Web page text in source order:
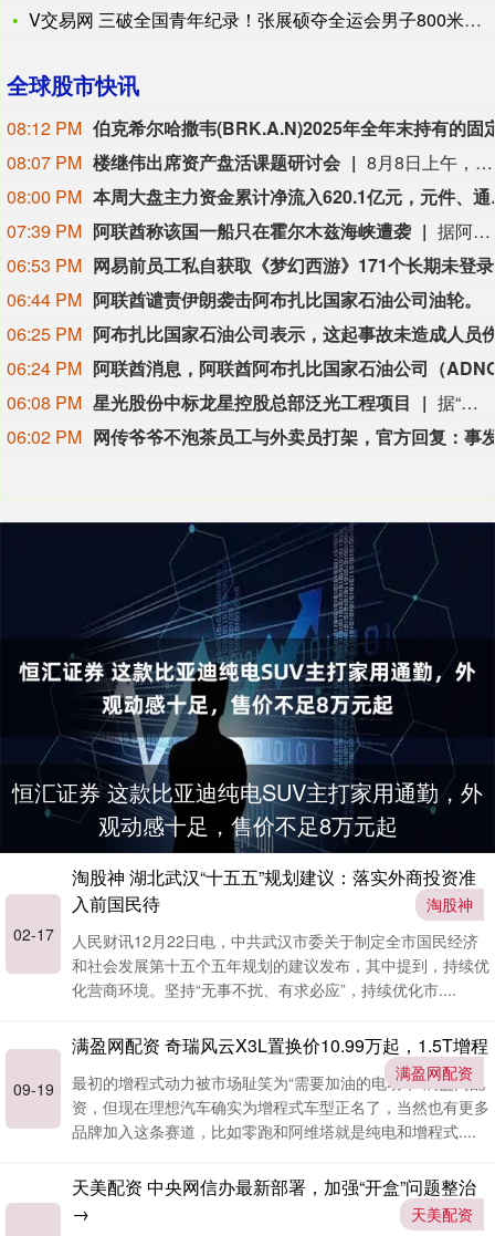
V交易网 三破全国青年纪录！张展硕夺全运会男子800米自由泳
全球股市快讯
08:12 PM
08:07 PM 楼继伟出席资产盘活课题研讨会
8月8日上午，全球财富管理论坛在京召开“地方国有存量资产盘活进展、难点与策略”课题研讨会，楼继伟出席会议并做总结发言。楼继伟在发言中表示，盘活国有资产既是近期的当务之急，也是一项长期性的战略任务。当前我国GDP平减指数阶段性承压走低，财政维持紧平衡格局的压力持续攀升；我国税收结构以间接税为主体，税收收入增速显著弱于名义GDP增速，财政内生增收动能受限。叠加土地财政收入大幅收缩，地方隐性债务化解、长期限国债常态化发行带来的利息支出刚性上涨，收支两端压力持续凸显。综合多重现实约束来看，国有存量资产盘活并非短期应急手段，而是一项需要常态化、长效化推进的重点工作。（全球财富管理论坛）
08:00 PM
本周大盘主力
07:39 PM 阿联酋称该国一船只在霍尔木兹海峡遭袭
据阿联酋通讯社8月8日报道，阿布扎比国家石油公司证实，该公司一艘船只当天凌晨在通过霍尔木兹海峡时遭导弹袭击。阿布扎比国家石油公司说，袭击未造成人员受伤，目前局面可控。该公司并未提供遭袭船只具体类型、导弹来源以及船只受损情况等更多细节。（新华社）
06:53 PM
06:44 PM 阿联酋谴责伊朗袭击阿布扎比国家石油公司油轮。
06:25 PM
06:24 PM
06:08 PM 星光股份中标龙星控股总部泛光工程项目
据“星光股份”公众号消息，近日，星光股份成功中标龙星控股总部泛光工程项目。
06:02 PM
恒汇证券 这款比亚迪纯电SUV主打家用通勤，外
观动感十足，售价不足8万元起
02-17
淘股神 湖北武汉“十五五”规划建议：落实外商投资准
入前国民待
淘股神
人民财讯12月22日电，中共武汉市委关于制定全市国民经济
和社会发展第十五个五年规划的建议发布，其中提到，持续优
化营商环境。坚持“无事不扰、有求必应”，持续优化市....
09-19
满盈网配资 奇瑞风云X3L置换价10.99万起，1.5T增程
满盈网配资
最初的增程式动力被市场耻笑为“需要加油的电动车”满盈网配
资，但现在理想汽车确实为增程式车型正名了，当然也有更多
品牌加入这条赛道，比如零跑和阿维塔就是纯电和增程式....
天美配资 中央网信办最新部署，加强“开盒”问题整治
→
天美配资